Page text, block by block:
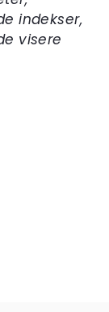
indekser,
visere